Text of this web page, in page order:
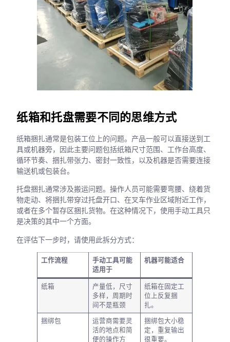
纸箱和托盘需要不同的思维方式
纸箱捆扎通常是包装工位上的问题。产品一般可以直接送到工
具或机器旁，因此主要问题包括纸箱尺寸范围、工作台高度、
循环节奏、捆扎带张力、密封一致性，以及机器是否需要连接
输送机或包装台。
托盘捆扎通常涉及搬运问题。操作人员可能需要弯腰、绕着货
物走动、将捆扎带穿过托盘开口、在叉车作业区域附近工作，
或者在多个暂存区捆扎货物。在这种情况下，使用手动工具只
是决策的其中一个方面。
在评估下一步时，请使用此拆分方式：
工作流程
手动工具可能
适用于
机器可能适合
纸箱
产量低，尺寸
多样，周期时
间不是瓶颈
纸箱在固定工
位上反复捆
扎。
捆绑包
运营商需要灵
活的地点和简
便的操作方
捆绑包大小稳
定，重复输出
很重要。